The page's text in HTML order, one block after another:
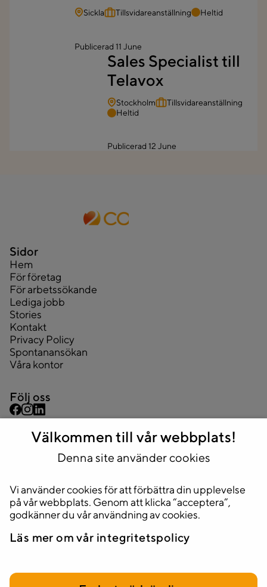
Sickla Tillsvidareanställning Heltid
Publicerad 11 June
Sales Specialist till
Telavox
Stockholm
Tillsvidareanställning
Heltid
Publicerad 12 June
Sidor
Hem
För företag
För arbetssökande
Lediga jobb
Stories
Kontakt
Privacy Policy
Spontanansökan
Våra kontor
Följ oss
Kontakta oss
08 445 43 44
Adress
Huvudkontor
111 34 Stockholm
Välkommen till vår webbplats!
Denna site använder cookies
Vi använder cookies för att förbättra din upplevelse
på vår webbplats. Genom att klicka “acceptera”,
godkänner du vår användning av cookies.
Läs mer om vår integritetspolicy